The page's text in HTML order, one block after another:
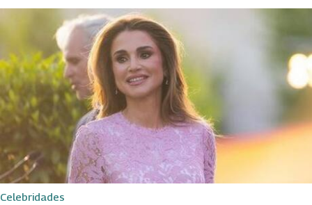
Celebridades